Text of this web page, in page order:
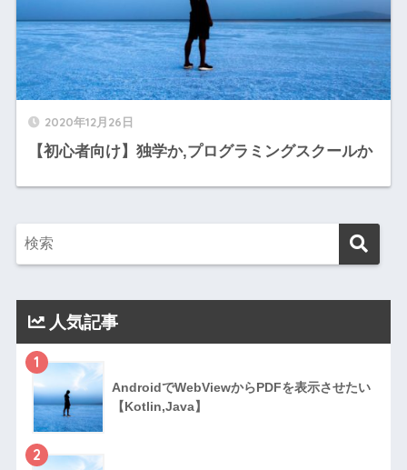
2020年12月26日
【初心者向け】独学か,プログラミングスクールか
人気記事
1
AndroidでWebViewからPDFを表示させたい
【Kotlin,Java】
2